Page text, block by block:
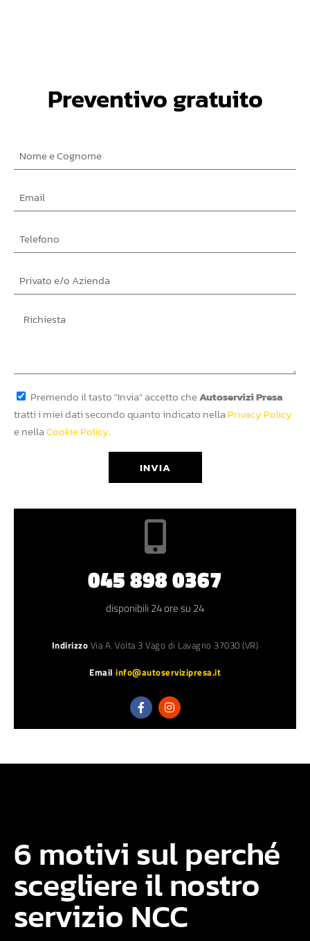
Preventivo gratuito
Premendo il tasto "Invia" accetto cheAutoservizi Presa
tratti i miei dati secondo quanto indicato nella Privacy Policy
e nellaCookie Policy.
INVIA
045 898 0367
disponibili 24 ore su 24
Indirizzo Via A. Volta 3 Vago di Lavagno 37030 (VR)
Email info@autoservizipresa.it
6 motivi sul perché
scegliere il nostro
servizio NCC